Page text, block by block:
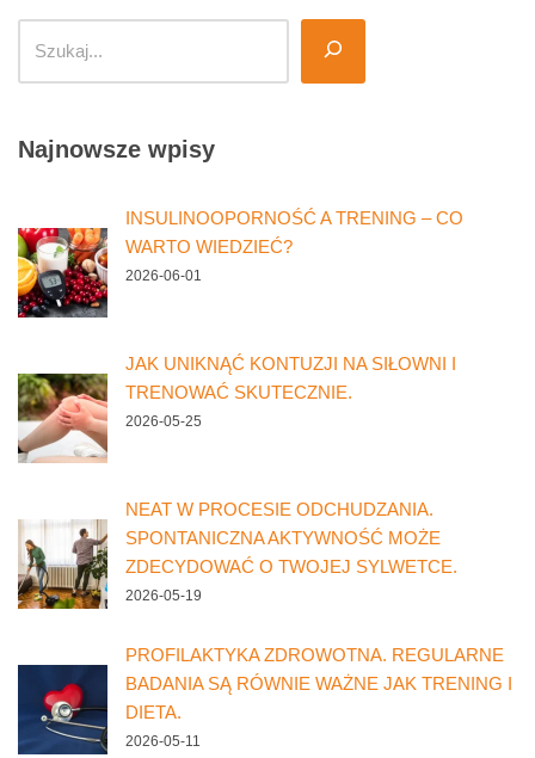
Najnowsze wpisy
INSULINOOPORNOŚĆ A TRENING – CO
WARTO WIEDZIEĆ?
2026-06-01
JAK UNIKNĄĆ KONTUZJI NA SIŁOWNI I
TRENOWAĆ SKUTECZNIE.
2026-05-25
NEAT W PROCESIE ODCHUDZANIA.
SPONTANICZNA AKTYWNOŚĆ MOŻE
ZDECYDOWAĆ O TWOJEJ SYLWETCE.
2026-05-19
PROFILAKTYKA ZDROWOTNA. REGULARNE
BADANIA SĄ RÓWNIE WAŻNE JAK TRENING I
DIETA.
2026-05-11